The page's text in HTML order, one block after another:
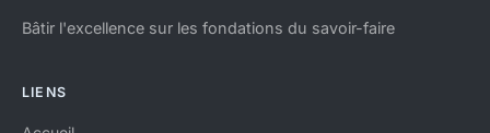
Bâtir l'excellence sur les fondations du savoir-faire
LIENS